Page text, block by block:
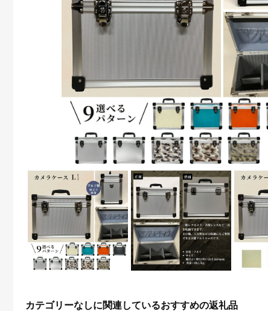
カテゴリーなしに関連しているおすすめの返礼品